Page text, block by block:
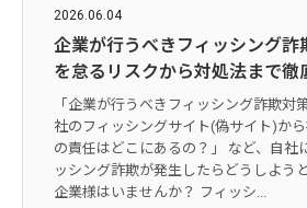
2026.06.04
企業が行うべきフィッシング詐
を怠るリスクから対処法まで徹
「企業が行うべきフィッシング詐欺対
社のフィッシングサイト(偽サイト)か
の責任はどこにあるの？」 など、自社
ッシング詐欺が発生したらどうしよう
企業様はいませんか？ フィッシ...